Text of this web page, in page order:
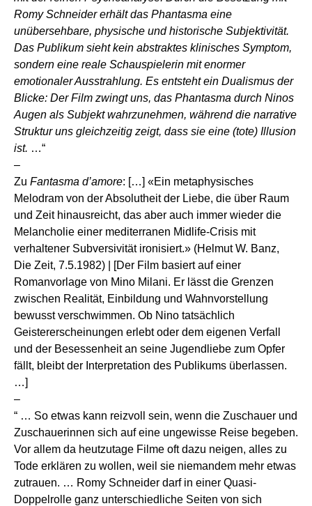
Romy Schneider erhält das Phantasma eine
unübersehbare, physische und historische Subjektivität.
Das Publikum sieht kein abstraktes klinisches Symptom,
sondern eine reale Schauspielerin mit enormer
emotionaler Ausstrahlung. Es entsteht ein Dualismus der
Blicke: Der Film zwingt uns, das Phantasma durch Ninos
Augen als Subjekt wahrzunehmen, während die narrative
Struktur uns gleichzeitig zeigt, dass sie eine (tote) Illusion
ist. …“
–
Zu Fantasma d’amore: […] «Ein metaphysisches
Melodram von der Absolutheit der Liebe, die über Raum
und Zeit hinausreicht, das aber auch immer wieder die
Melancholie einer mediterranen Midlife-Crisis mit
verhaltener Subversivität ironisiert.» (Helmut W. Banz,
Die Zeit, 7.5.1982) | [Der Film basiert auf einer
Romanvorlage von Mino Milani. Er lässt die Grenzen
zwischen Realität, Einbildung und Wahnvorstellung
bewusst verschwimmen. Ob Nino tatsächlich
Geistererscheinungen erlebt oder dem eigenen Verfall
und der Besessenheit an seine Jugendliebe zum Opfer
fällt, bleibt der Interpretation des Publikums überlassen.
…]
–
“ … So etwas kann reizvoll sein, wenn die Zuschauer und
Zuschauerinnen sich auf eine ungewisse Reise begeben.
Vor allem da heutzutage Filme oft dazu neigen, alles zu
Tode erklären zu wollen, weil sie niemandem mehr etwas
zutrauen. … Romy Schneider darf in einer Quasi-
Doppelrolle ganz unterschiedliche Seiten von sich